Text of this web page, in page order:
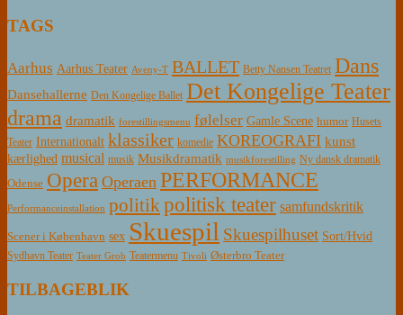
TAGS
Aarhus Aarhus Teater Aveny-T BALLET Betty Nansen Teatret Dans
Dansehallerne Den Kongelige Ballet Det Kongelige Teater
drama dramatik forestillingsmenu følelser Gamle Scene humor Husets
Teater Internationalt klassiker komedie KOREOGRAFI kunst
kærlighed musical musik Musikdramatik musikforestilling Ny dansk dramatik
Odense Opera Operaen PERFORMANCE
Performanceinstallation politikpolitisk teater samfundskritik
Scener i København sex Skuespil Skuespilhuset Sort/Hvid
Sydhavn Teater Teater Grob Teatermenu Tivoli Østerbro Teater
TILBAGEBLIK